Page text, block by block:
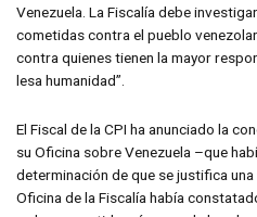
Venezuela. La Fiscalía debe
cometidas contra el pueblo
contra quienes tienen la mayor
lesa humanidad”.
El Fiscal de la CPI ha anunciado la
su Oficina sobre Venezuela –que
determinación de que se justifica
Oficina de la Fiscalía había